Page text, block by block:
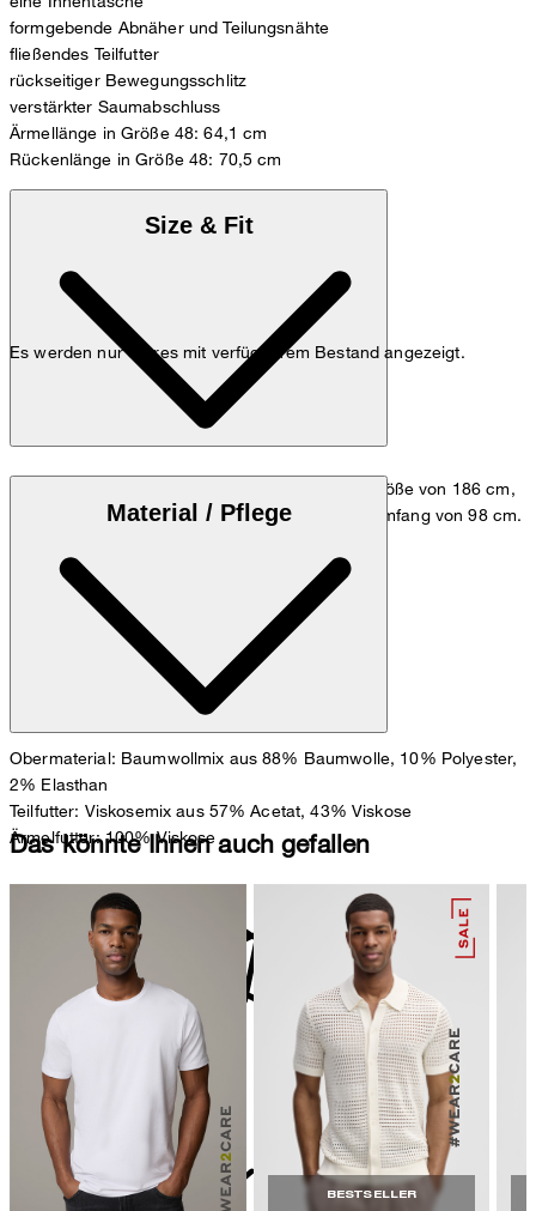
Es werden nur Stores mit verfügbarem Bestand angezeigt.
formgebende Abnäher und Teilungsnähte
fließendes Teilfutter
rückseitiger Bewegungsschlitz
verstärkter Saumabschluss
Ärmellänge in Größe 48: 64,1 cm
Rückenlänge in Größe 48: 70,5 cm
Size & Fit
Das Model trägt die Größe 48 bei einer Körpergröße von 186 cm,
einem Brustumfang von 98 cm und einem Hüftumfang von 98 cm.
Größentabelle
Material / Pflege
Obermaterial: Baumwollmix aus 88% Baumwolle, 10% Polyester,
2% Elasthan
Teilfutter: Viskosemix aus 57% Acetat, 43% Viskose
Ärmelfutter: 100% Viskose
nicht waschen
Das könnte Ihnen auch gefallen
BESTSELLER